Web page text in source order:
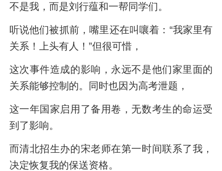
不是我，而是刘行蕴和一帮同学们。
听说他们被抓前，嘴里还在叫嚷着：“我家里有
关系！上头有人！”但很可惜，
这次事件造成的影响，永远不是他们家里面的
关系能够控制的。同时也因为高考泄题，
这一年国家启用了备用卷，无数考生的命运受
到了影响。
而清北招生办的宋老师在第一时间联系了我，
决定恢复我的保送资格。